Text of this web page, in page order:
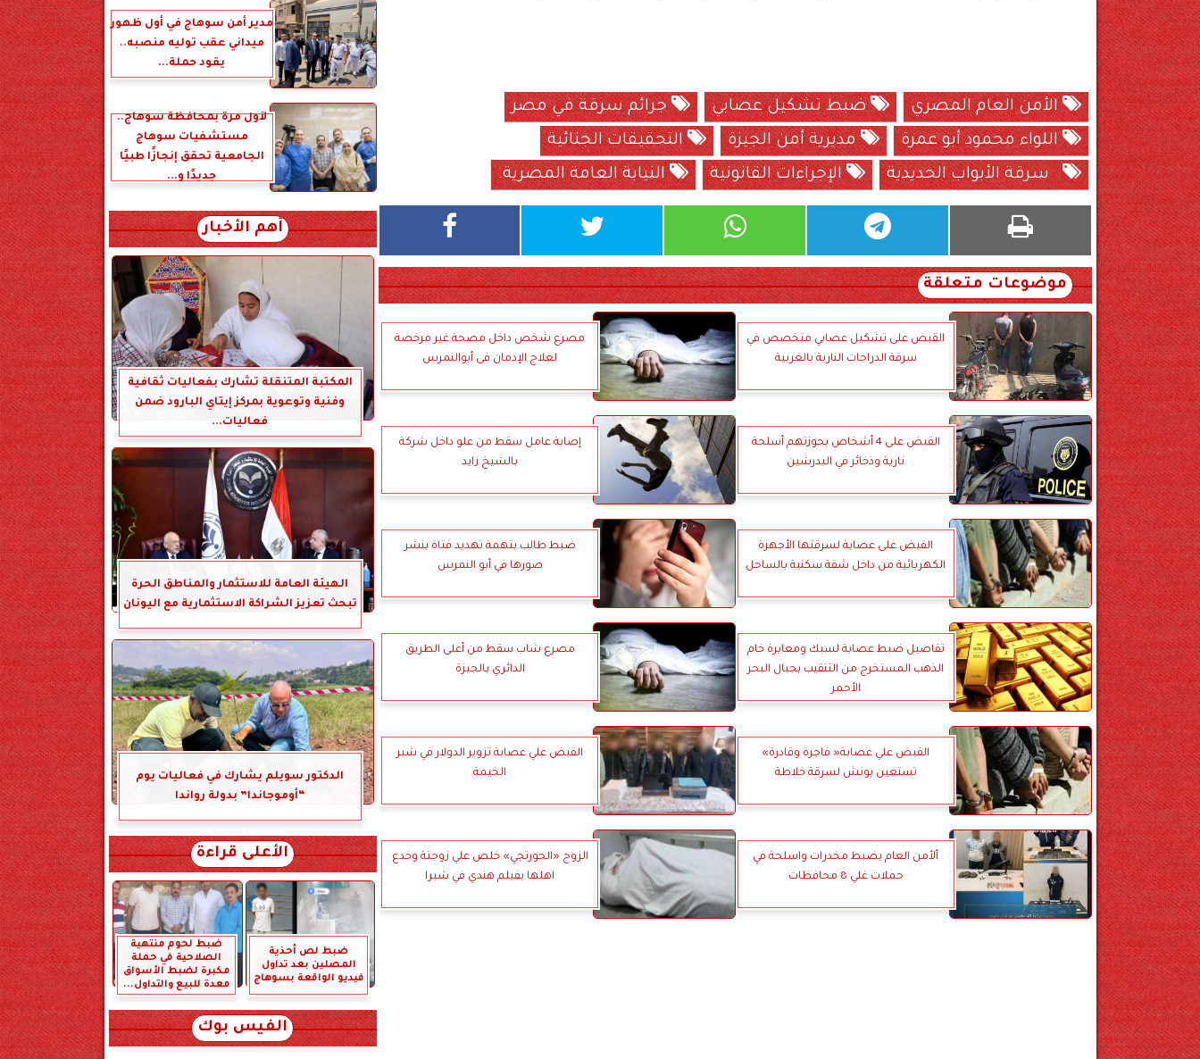
الأمن العام المصري ضبط تشكيل عصابي
جرائم سرقة في مصر
اللواء محمود أبو عمرة
مديرية أمن الجيزة
التحقيقات الجنائية
سرقة الأبواب الحديدية
الإجراءات القانونية النيابة العامة المصرية.
موضوعات متعلقة
القبض على تشكيل عصابي متخصص في
سرقة الدراجات النارية بالغربية
مصرع شخص داخل مصحة غير مرخصة
لعلاج الإدمان فى أبوالنمرس
القبض على 4 أشخاص بحوزتهم أسلحة
نارية وذخائر في البدرشين
إصابة عامل سقط من علو داخل شركة
بالشيخ زايد
القبض على عصابة لسرقتها الأجهزة
الكهربائية من داخل شقة سكنية بالساحل
ضبط طالب بتهمة تهديد فتاة بنشر
صورها في أبو النمرس
تفاصيل ضبط عصابة لسبك ومعايرة خام
الذهب المستخرج من التنقيب بجبال البحر
الأحمر
مصرع شاب سقط من أعلى الطريق
الدائري بالجيزة
القبض علي عصابة« فاجرة وقادرة»
تستعين بونش لسرقة خلاطة
القبض علي عصابة تزوير الدولار في شبر
الخيمة
ألأمن العام يضبط مخدرات واسلحة في
حملات غلي 8 محافظات
الزوج «الحورتجي» خلص علي زوجتة وخدع
اهلها بفيلم هندي في شبرا
مدير أمن سوهاج في أول ظهور
ميداني عقب توليه منصبه..
يقود حملة...
لأول مرة بمحافظة سوهاج..
مستشفيات سوهاج
الجامعية تحقق إنجازًا طبيًا
جديدًا و...
أهم الأخبار
المكتبة المتنقلة تشارك بفعاليات ثقافية
وفنية وتوعوية بمركز إيتاي البارود ضمن
فعاليات...
الهيئة العامة للاستثمار والمناطق الحرة
تبحث تعزيز الشراكة الاستثمارية مع اليونان
الدكتور سويلم يشارك في فعاليات يوم
“أوموجاندا” بدولة رواندا
الأعلى قراءة
ضبط لص أحذية
المصلين بعد تداول
فيديو الواقعة بسوهاج
ضبط لحوم منتهية
الصلاحية في حملة
مكبرة لضبط الأسواق
معدة للبيع والتداول...
الفيس بوك